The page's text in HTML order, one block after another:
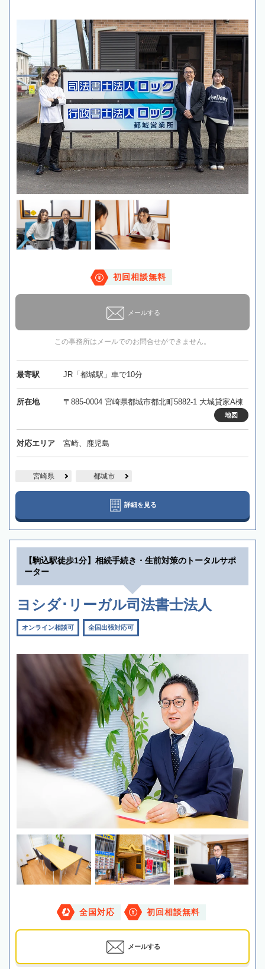
初回相談無料
メールする
この事務所はメールでのお問合せができません。
最寄駅 JR「都城駅」車で10分
所在地 〒885-0004 宮崎県都城市都北町5882-1 大城貸家A棟
地図
対応エリア 宮崎、鹿児島
宮崎県 都城市
詳細を見る
【駒込駅徒歩1分】相続手続き・生前対策のトータルサポ
ーター
ヨシダ･リーガル司法書士法人
オンライン相談可 全国出張対応可
全国対応 初回相談無料
メールする